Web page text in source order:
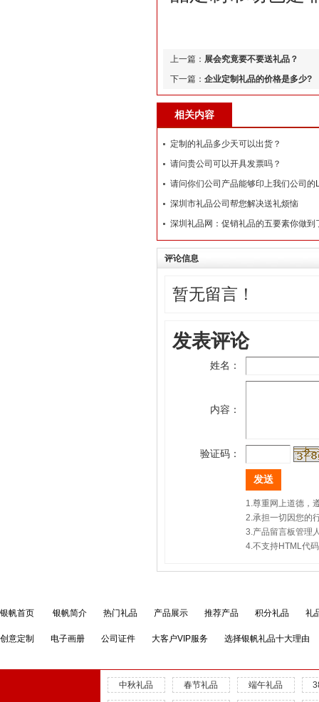
上一篇： 展会究竟要不要送礼品？
下一篇： 企业定制礼品的价格是多少?
相关内容
定制的礼品多少天可以出货？
请问贵公司可以开具发票吗？
请问你们公司产品能够印上我们公司的
深圳市礼品公司帮您解决送礼烦恼
深圳礼品网：促销礼品的五要素你做到
评论信息
暂无留言！
发表评论
姓名：
内容：
验证码：
1.尊重网上道德，
2.承担一切因您的
3.产品留言板管理
4.不支持HTML代
银帆首页 银帆简介 热门礼品 产品展示 推荐产品 积分礼品 礼
创意定制 电子画册 公司证件 大客户VIP服务 选择银帆礼品十大理由
中秋礼品 春节礼品 端午礼品